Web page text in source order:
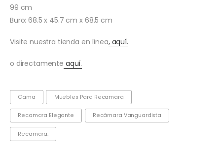
99 cm
Buro: 68.5 x 45.7 cm x 68.5 cm
Visite nuestra tienda en línea, aquí.
o directamente aquí.
Cama Muebles Para Recamara
Recamara Elegante Recámara Vanguardista
Recamara.